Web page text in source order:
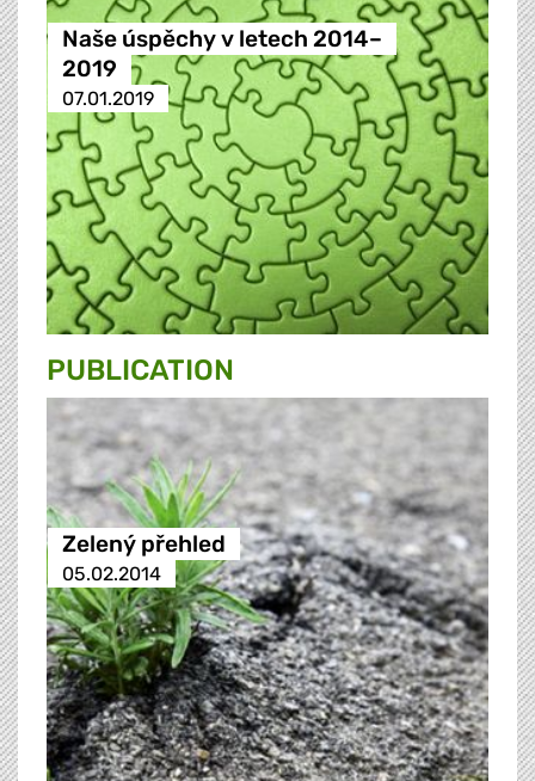
Naše úspěchy v letech 2014–
2019
07.01.2019
PUBLICATION
Zelený přehled
05.02.2014